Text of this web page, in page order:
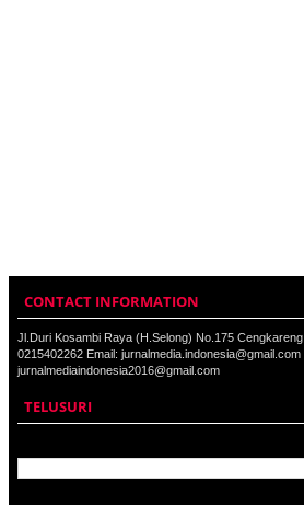
CONTACT INFORMATION
Jl.Duri Kosambi Raya (H.Selong) No.175
0215402262 Email: jurnalmedia.indonesia@gmail.com
jurnalmediaindonesia2016@gmail.com
TELUSURI